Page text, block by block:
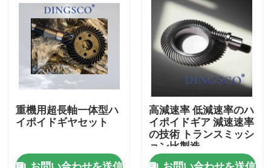
重機用超長軸一体型ハ
イポイドギヤセット
高減速率 低減速率のハ
イポイドギア 減速速率
の技術 トランスミッシ
ョン比製造